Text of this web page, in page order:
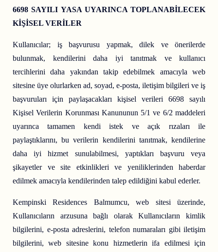
6698 SAYILI YASA UYARINCA TOPLANABİLECEK
KİŞİSEL VERİLER
Kullanıcılar; iş başvurusu yapmak, dilek ve önerilerde
bulunmak, kendilerini daha iyi tanıtmak ve kullanıcı
tercihlerini daha yakından takip edebilmek amacıyla web
sitesine üye olurlarken ad, soyad, e-posta, iletişim bilgileri ve iş
başvuruları için paylaşacakları kişisel verileri 6698 sayılı
Kişisel Verilerin Korunması Kanununun 5/1 ve 6/2 maddeleri
uyarınca tamamen kendi istek ve açık rızaları ile
paylaştıklarını, bu verilerin kendilerini tanıtmak, kendilerine
daha iyi hizmet sunulabilmesi, yaptıkları başvuru veya
şikayetler ve site etkinlikleri ve yeniliklerinden haberdar
edilmek amacıyla kendilerinden talep edildiğini kabul ederler.
Kempinski Residences Balmumcu, web sitesi üzerinde,
Kullanıcıların arzusuna bağlı olarak Kullanıcıların kimlik
bilgilerini, e-posta adreslerini, telefon numaraları gibi iletişim
bilgilerini, web sitesine konu hizmetlerin ifa edilmesi için